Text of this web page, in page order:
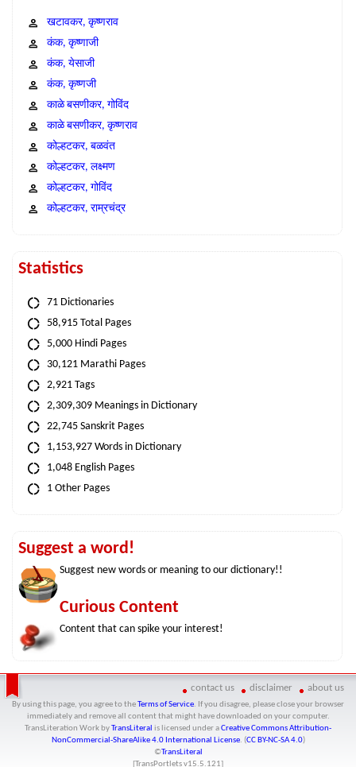
खटावकर, कृष्णराव
कंक, कृष्णाजी
कंक, येसाजी
कंक, कृष्णजी
काळे बसणीकर, गोविंद
काळे बसणीकर, कृष्णराव
कोल्हटकर, बळवंत
कोल्हटकर, लक्ष्मण
कोल्हटकर, गोविंद
कोल्हटकर, राम्रचंद्र
Statistics
71 Dictionaries
58,915 Total Pages
5,000 Hindi Pages
30,121 Marathi Pages
2,921 Tags
2,309,309 Meanings in Dictionary
22,745 Sanskrit Pages
1,153,927 Words in Dictionary
1,048 English Pages
1 Other Pages
Suggest a word!
Suggest new words or meaning to our dictionary!!
Curious Content
Content that can spike your interest!
contact us disclaimer about us
By using this page, you agree to the Terms of Service. If you disagree, please close your browser
immediately and remove all content that might have downloaded on your computer.
TransLiteration Workby TransLiteral is licensed under aCreative Commons Attribution-
NonCommercial-ShareAlike 4.0 International License. (CC BY-NC-SA 4.0)
©TransLiteral
[TransPortlets v15.5.121